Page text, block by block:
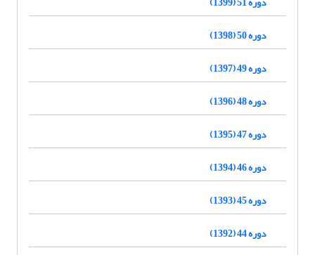
دوره 50 (1398)
دوره 49 (1397)
دوره 48 (1396)
دوره 47 (1395)
دوره 46 (1394)
دوره 45 (1393)
دوره 44 (1392)